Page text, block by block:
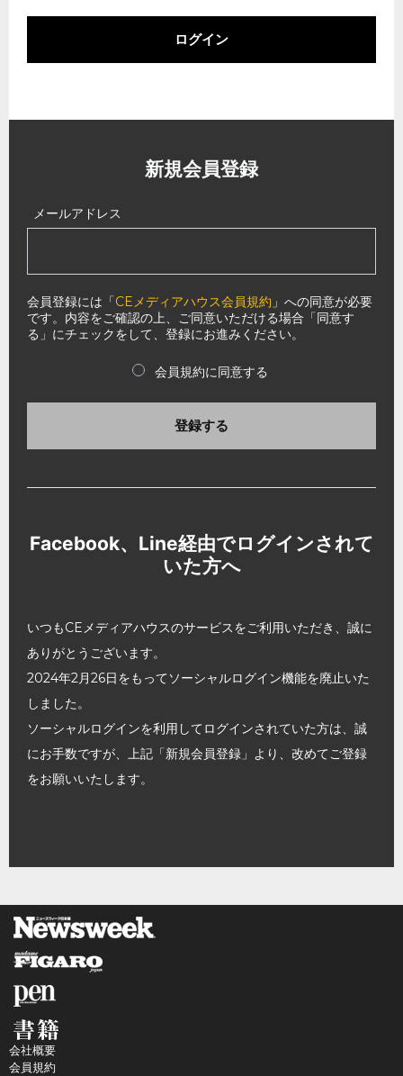
ログイン
新規会員登録
メールアドレス
会員登録には「CEメディアハウス会員規約 」への同意が必要
です。内容をご確認の上、ご同意いただける場合「同意す
る」にチェックをして、登録にお進みください。
会員規約に同意する
登録する
Facebook、Line経由でログインされて
いた方へ
いつもCEメディアハウスのサービスをご利用いただき、誠に
ありがとうございます。
2024年2月26日をもってソーシャルログイン機能を廃止いた
しました。
ソーシャルログインを利用してログインされていた方は、誠
にお手数ですが、上記「新規会員登録」より、改めてご登録
をお願いいたします。
会社概要
会員規約